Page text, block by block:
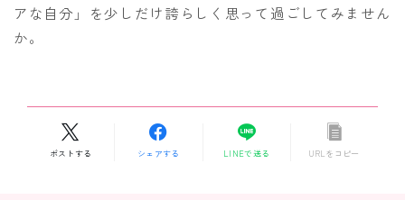
アな自分」を少しだけ誇らしく思って過ごしてみません
か。
ポストする シェアする LINEで送る URLをコピー